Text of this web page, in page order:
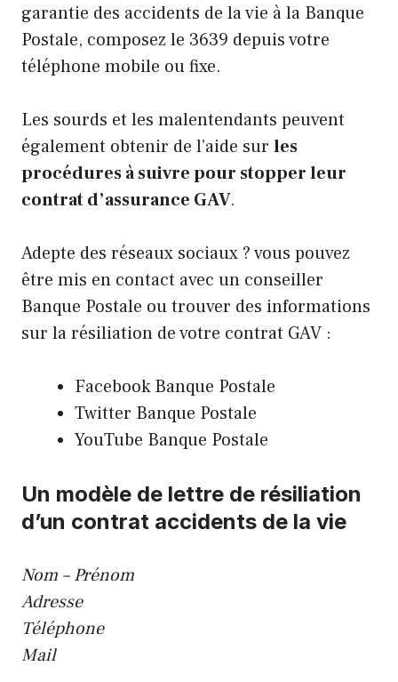
garantie des accidents de la vie à la Banque
Postale, composez le 3639 depuis votre
téléphone mobile ou fixe.
Les sourds et les malentendants peuvent
également obtenir de l’aide sur les
procédures à suivre pour stopper leur
contrat d’assurance GAV.
Adepte des réseaux sociaux ? vous pouvez
être mis en contact avec un conseiller
Banque Postale ou trouver des informations
sur la résiliation de votre contrat GAV :
Facebook Banque Postale
Twitter Banque Postale
YouTube Banque Postale
Un modèle de lettre de résiliation
d’un contrat accidents de la vie
Nom – Prénom
Adresse
Téléphone
Mail